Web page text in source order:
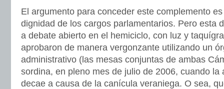
El argumento para conceder este complemento
dignidad de los cargos parlamentarios. Pero esta
a debate abierto en el hemiciclo, con luz y
aprobaron de manera vergonzante utilizando un
administrativo (las mesas conjuntas de ambas
sordina, en pleno mes de julio de 2006, cuando la
decae a causa de la canícula veraniega. O sea,